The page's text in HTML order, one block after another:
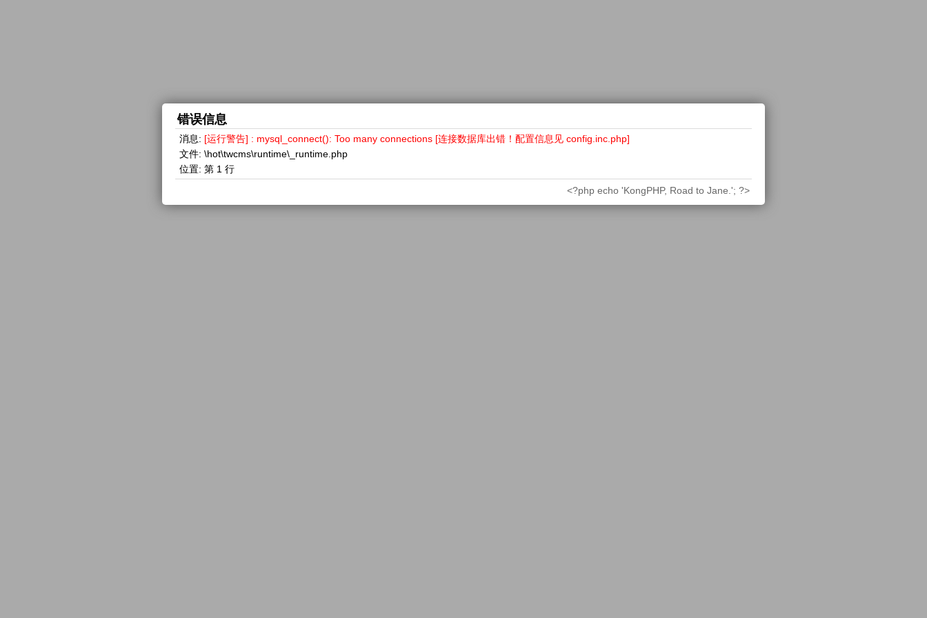
错误信息
消息: [运行警告] : mysql_connect(): Too many connections [连接数据库出错！配置信息见 config.inc.php]
文件: \hot\twcms\runtime\_runtime.php
位置: 第 1 行
<?php echo 'KongPHP, Road to Jane.'; ?>